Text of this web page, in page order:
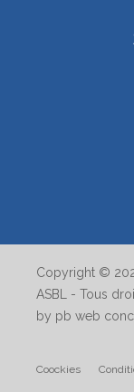
Copyright ©
ASBL - Tous
by pb web
Coockies